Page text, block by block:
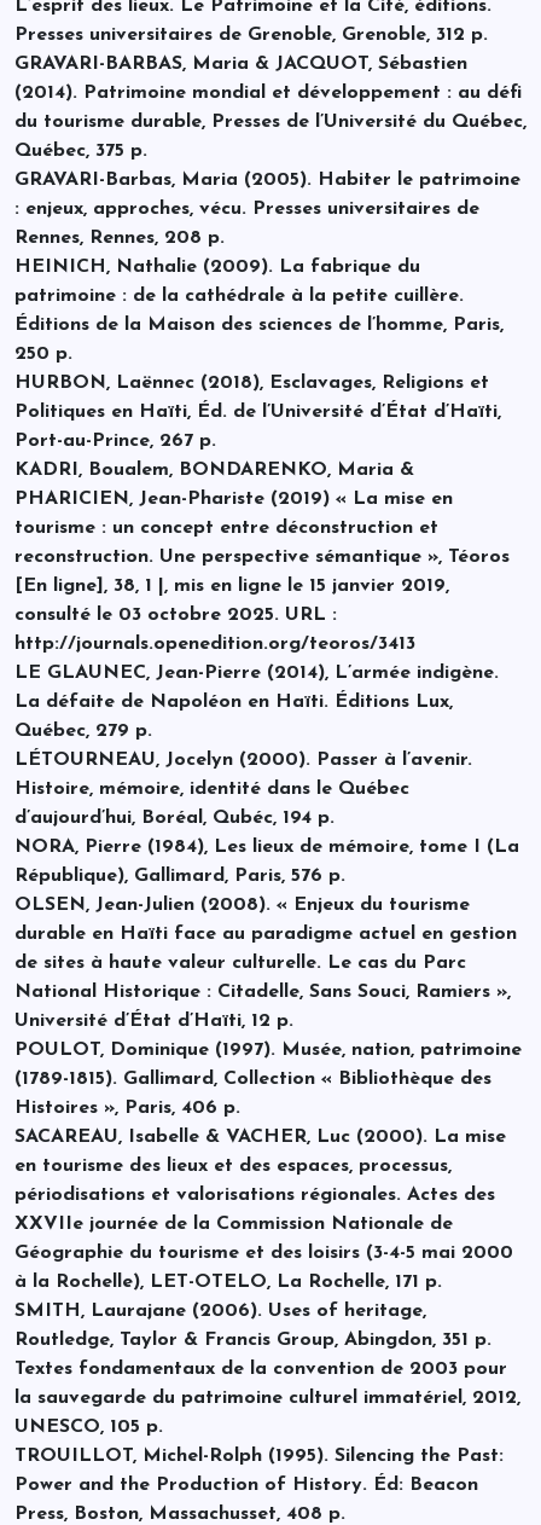
L’esprit des lieux. Le Patrimoine et la Cité, éditions.
Presses universitaires de Grenoble, Grenoble, 312 p.
GRAVARI-BARBAS, Maria & JACQUOT, Sébastien
(2014). Patrimoine mondial et développement : au défi
du tourisme durable, Presses de l’Université du Québec,
Québec, 375 p.
GRAVARI-Barbas, Maria (2005). Habiter le patrimoine
: enjeux, approches, vécu. Presses universitaires de
Rennes, Rennes, 208 p.
HEINICH, Nathalie (2009). La fabrique du
patrimoine : de la cathédrale à la petite cuillère.
Éditions de la Maison des sciences de l’homme, Paris,
250 p.
HURBON, Laënnec (2018), Esclavages, Religions et
Politiques en Haïti, Éd. de l’Université d’État d’Haïti,
Port-au-Prince, 267 p.
KADRI, Boualem, BONDARENKO, Maria &
PHARICIEN, Jean-Phariste (2019) « La mise en
tourisme : un concept entre déconstruction et
reconstruction. Une perspective sémantique », Téoros
[En ligne], 38, 1 |, mis en ligne le 15 janvier 2019,
consulté le 03 octobre 2025. URL :
http://journals.openedition.org/teoros/3413
LE GLAUNEC, Jean-Pierre (2014), L’armée indigène.
La défaite de Napoléon en Haïti. Éditions Lux,
Québec, 279 p.
LÉTOURNEAU, Jocelyn (2000). Passer à l’avenir.
Histoire, mémoire, identité dans le Québec
d’aujourd’hui, Boréal, Qubéc, 194 p.
NORA, Pierre (1984), Les lieux de mémoire, tome I (La
République), Gallimard, Paris, 576 p.
OLSEN, Jean-Julien (2008). « Enjeux du tourisme
durable en Haïti face au paradigme actuel en gestion
de sites à haute valeur culturelle. Le cas du Parc
National Historique : Citadelle, Sans Souci, Ramiers »,
Université d’État d’Haïti, 12 p.
POULOT, Dominique (1997). Musée, nation, patrimoine
(1789-1815). Gallimard, Collection « Bibliothèque des
Histoires », Paris, 406 p.
SACAREAU, Isabelle & VACHER, Luc (2000). La mise
en tourisme des lieux et des espaces, processus,
périodisations et valorisations régionales. Actes des
XXVIIe journée de la Commission Nationale de
Géographie du tourisme et des loisirs (3-4-5 mai 2000
à la Rochelle), LET-OTELO, La Rochelle, 171 p.
SMITH, Laurajane (2006). Uses of heritage,
Routledge, Taylor & Francis Group, Abingdon, 351 p.
Textes fondamentaux de la convention de 2003 pour
la sauvegarde du patrimoine culturel immatériel, 2012,
UNESCO, 105 p.
TROUILLOT, Michel-Rolph (1995). Silencing the Past:
Power and the Production of History. Éd: Beacon
Press, Boston, Massachusset, 408 p.